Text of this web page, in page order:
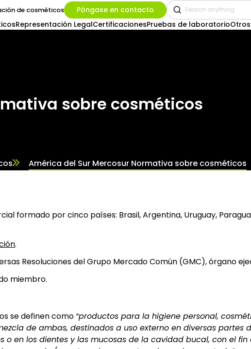
de cosméticos Póngase en contacto
Representación LegalCertificacionesPruebas de laboratorio
sobre cosméticos
América del Sur Mercosur Normativa sobre cosméticos
formado por cinco países: Brasil, Argentina, Uruguay,
.
Resoluciones del Grupo Mercado Común (GMC), órgano
miembro.
se definen como “productos para la higiene personal,
de ambas, destinados a uso externo en diversas partes
o en los dientes y las mucosas de la cavidad bucal, con el